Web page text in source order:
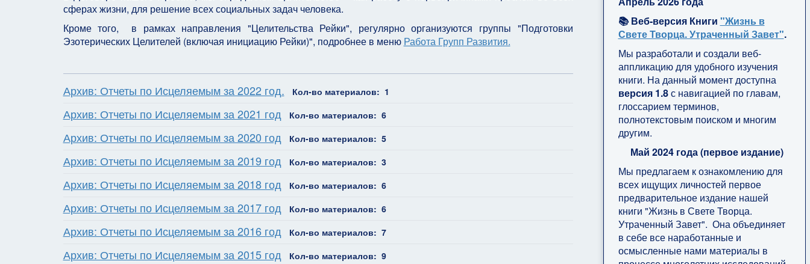
сферах жизни, для решение всех социальных задач человека.
Кроме того, в рамках направления "Целительства Рейки", регулярно организуются группы "Подготовки
Эзотерических Целителей (включая инициацию Рейки)", подробнее в меню Работа Групп Развития.
Архив: Отчеты по Исцеляемым за 2022 год. Кол-во материалов: 1
Архив: Отчеты по Исцеляемым за 2021 год Кол-во материалов: 6
Архив: Отчеты по Исцеляемым за 2020 год Кол-во материалов: 5
Архив: Отчеты по Исцеляемым за 2019 год Кол-во материалов: 3
Архив: Отчеты по Исцеляемым за 2018 год Кол-во материалов: 6
Архив: Отчеты по Исцеляемым за 2017 год Кол-во материалов: 6
Архив: Отчеты по Исцеляемым за 2016 год Кол-во материалов: 7
Архив: Отчеты по Исцеляемым за 2015 год Кол-во материалов: 9
📚 Веб-версия Книги "Жизнь в
Свете Творца. Утраченный Завет".
Мы разработали и создали веб-
аппликацию для удобного изучения
книги. На данный момент доступна
версия 1.8с навигацией по главам,
глоссарием терминов,
полнотекстовым поиском и многим
другим.
Май 2024 года (первое издание)
Мы предлагаем к ознакомлению для
всех ищущих личностей первое
предварительное издание нашей
книги "Жизнь в Свете Творца.
Утраченный Завет". Она объединяет
в себе все наработанные и
осмысленные нами материалы в